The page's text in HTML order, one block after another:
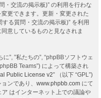
・交流の掲示板)” の利用を行わな
更できます。更新・変更された
る質問・交流の掲示板)” を利用
意しているものと見なされま
”, ”私たちの”, “phpBBソフトウェ
Teams”) によって構築され
Public License v2” （以下 “GPL”)
ンであり、 www.phpbb.com にて
はインターネット上での議論や